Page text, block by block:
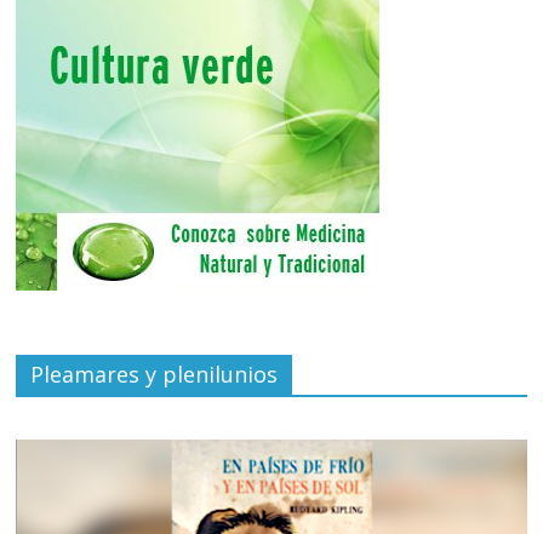
Pleamares y plenilunios